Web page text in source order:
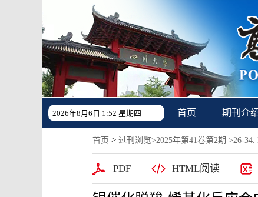
2026年8月6日 1:52 星期四 首页 期刊介
首页 > 过刊浏览>2025年第41卷第2期 >26-34.
PDF HTML阅读